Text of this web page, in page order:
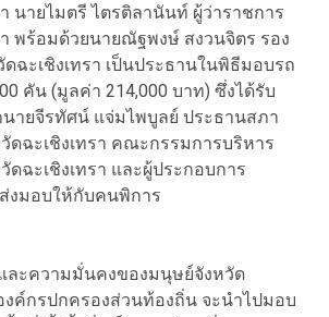
นายไมตรี ไตรติลานันท์ ผู้ว่าราชการ
า พร้อมด้วยนายณัฐพงษ์ สงวนจิตร รอง
ฉะเชิงเทรา เป็นประธานในพิธีมอบรถ
คัน (มูลค่า 214,000 บาท) ซึ่งได้รับ
ายจีรทัศน์ แจ่มไพบูลย์ ประธานสภา
ดฉะเชิงเทรา คณะกรรมการบริหาร
ดฉะเชิงเทรา และผู้ประกอบการ
งมอบให้กับคนพิการ
ะความมั่นคงของมนุษย์จังหวัด
งค์กรปกครองส่วนท้องถิ่น จะนำไปมอบ